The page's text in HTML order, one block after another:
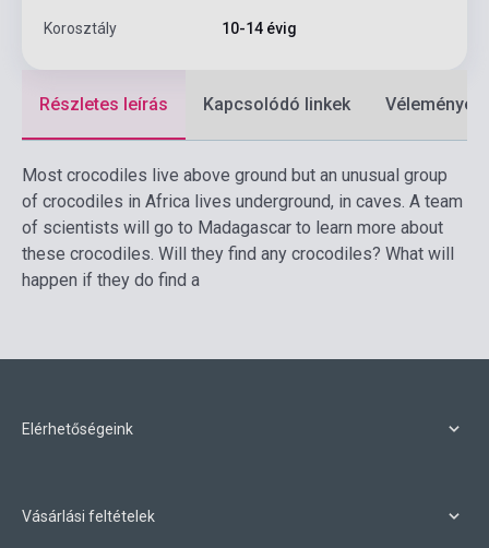
Korosztály 10-14 évig
Részletes leírás Kapcsolódó linkek Vélemények
Most crocodiles live above ground but an unusual group
of crocodiles in Africa lives underground, in caves. A team
of scientists will go to Madagascar to learn more about
these crocodiles. Will they find any crocodiles? What will
happen if they do find a
Elérhetőségeink
Vásárlási feltételek